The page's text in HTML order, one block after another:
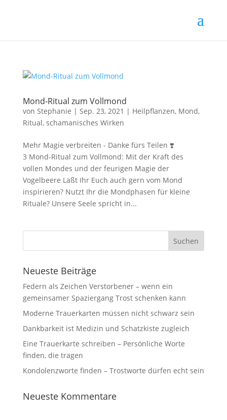
Mond-Ritual zum Vollmond
von Stephanie | Sep. 23, 2021 | Heilpflanzen, Mond,
Ritual, schamanisches Wirken
Mehr Magie verbreiten - Danke fürs Teilen ❣️
3 Mond-Ritual zum Vollmond: Mit der Kraft des
vollen Mondes und der feurigen Magie der
Vogelbeere Laßt Ihr Euch auch gern vom Mond
inspirieren? Nutzt Ihr die Mondphasen für kleine
Rituale? Unsere Seele spricht in...
Neueste Beiträge
Federn als Zeichen Verstorbener – wenn ein
gemeinsamer Spaziergang Trost schenken kann
Moderne Trauerkarten müssen nicht schwarz sein
Dankbarkeit ist Medizin und Schatzkiste zugleich
Eine Trauerkarte schreiben – Persönliche Worte
finden, die tragen
Kondolenzworte finden – Trostworte dürfen echt sein
Neueste Kommentare